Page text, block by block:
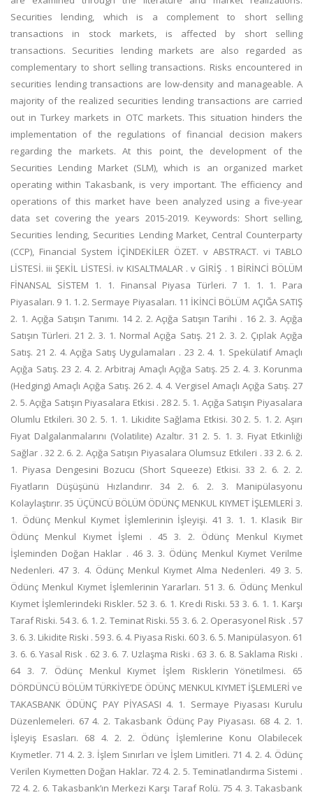
Securities lending, which is a complement to short selling
transactions in stock markets, is affected by short selling
transactions. Securities lending markets are also regarded as
complementary to short selling transactions. Risks encountered in
securities lending transactions are low-density and manageable. A
majority of the realized securities lending transactions are carried
out in Turkey markets in OTC markets. This situation hinders the
implementation of the regulations of financial decision makers
regarding the markets. At this point, the development of the
Securities Lending Market (SLM), which is an organized market
operating within Takasbank, is very important. The efficiency and
operations of this market have been analyzed using a five-year
data set covering the years 2015-2019. Keywords: Short selling,
Securities lending, Securities Lending Market, Central Counterparty
(CCP), Financial System İÇİNDEKİLER ÖZET. v ABSTRACT. vi TABLO
LİSTESİ. iii ŞEKİL LİSTESİ. iv KISALTMALAR . v GİRİŞ . 1 BİRİNCİ BÖLÜM
FİNANSAL SİSTEM 1. 1. Finansal Piyasa Türleri. 7 1. 1. 1. Para
Piyasaları. 9 1. 1. 2. Sermaye Piyasaları. 11 İKİNCİ BÖLÜM AÇIĞA SATIŞ
2. 1. Açığa Satışın Tanımı. 14 2. 2. Açığa Satışın Tarihi . 16 2. 3. Açığa
Satışın Türleri. 21 2. 3. 1. Normal Açığa Satış. 21 2. 3. 2. Çıplak Açığa
Satış. 21 2. 4. Açığa Satış Uygulamaları . 23 2. 4. 1. Spekülatif Amaçlı
Açığa Satış. 23 2. 4. 2. Arbitraj Amaçlı Açığa Satış. 25 2. 4. 3. Korunma
(Hedging) Amaçlı Açığa Satış. 26 2. 4. 4. Vergisel Amaçlı Açığa Satış. 27
2. 5. Açığa Satışın Piyasalara Etkisi . 28 2. 5. 1. Açığa Satışın Piyasalara
Olumlu Etkileri. 30 2. 5. 1. 1. Likidite Sağlama Etkisi. 30 2. 5. 1. 2. Aşırı
Fiyat Dalgalanmalarını (Volatilite) Azaltır. 31 2. 5. 1. 3. Fiyat Etkinliği
Sağlar . 32 2. 6. 2. Açığa Satışın Piyasalara Olumsuz Etkileri . 33 2. 6. 2.
1. Piyasa Dengesini Bozucu (Short Squeeze) Etkisi. 33 2. 6. 2. 2.
Fiyatların Düşüşünü Hızlandırır. 34 2. 6. 2. 3. Manipülasyonu
Kolaylaştırır. 35 ÜÇÜNCÜ BÖLÜM ÖDÜNÇ MENKUL KIYMET İŞLEMLERİ 3.
1. Ödünç Menkul Kıymet İşlemlerinin İşleyişi. 41 3. 1. 1. Klasik Bir
Ödünç Menkul Kıymet İşlemi . 45 3. 2. Ödünç Menkul Kıymet
İşleminden Doğan Haklar . 46 3. 3. Ödünç Menkul Kıymet Verilme
Nedenleri. 47 3. 4. Ödünç Menkul Kıymet Alma Nedenleri. 49 3. 5.
Ödünç Menkul Kıymet İşlemlerinin Yararları. 51 3. 6. Ödünç Menkul
Kıymet İşlemlerindeki Riskler. 52 3. 6. 1. Kredi Riski. 53 3. 6. 1. 1. Karşı
Taraf Riski. 54 3. 6. 1. 2. Teminat Riski. 55 3. 6. 2. Operasyonel Risk . 57
3. 6. 3. Likidite Riski . 59 3. 6. 4. Piyasa Riski. 60 3. 6. 5. Manipülasyon. 61
3. 6. 6. Yasal Risk . 62 3. 6. 7. Uzlaşma Riski . 63 3. 6. 8. Saklama Riski .
64 3. 7. Ödünç Menkul Kıymet İşlem Risklerin Yönetilmesi. 65
DÖRDÜNCÜ BÖLÜM TÜRKİYE’DE ÖDÜNÇ MENKUL KIYMET İŞLEMLERİ ve
TAKASBANK ÖDÜNÇ PAY PİYASASI 4. 1. Sermaye Piyasası Kurulu
Düzenlemeleri. 67 4. 2. Takasbank Ödünç Pay Piyasası. 68 4. 2. 1.
İşleyiş Esasları. 68 4. 2. 2. Ödünç İşlemlerine Konu Olabilecek
Kıymetler. 71 4. 2. 3. İşlem Sınırları ve İşlem Limitleri. 71 4. 2. 4. Ödünç
Verilen Kıymetten Doğan Haklar. 72 4. 2. 5. Teminatlandırma Sistemi .
72 4. 2. 6. Takasbank’ın Merkezi Karşı Taraf Rolü. 75 4. 3. Takasbank